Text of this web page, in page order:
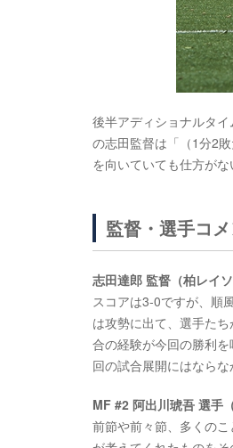
後半アディショナルタ
の志田監督は「（1分2
を向いていても仕方が
監督・選手コメ
志田達郎 監督（柏レイソ
スコアは3-0ですが、順
は攻勢に出て、選手た
合の経験が今回の勝利
回の試合展開にはならな
MF #2 阿出川琥吾 選手
前節や前々節、多くの